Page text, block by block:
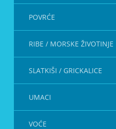
POVRĆE
RIBE / MORSKE ŽIVOTINJE
SLATKIŠI / GRICKALICE
UMACI
VOĆE